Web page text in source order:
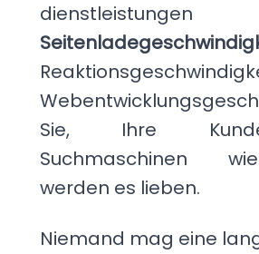
Sie, Ihre
Suchmaschinen
werden es lieben.
Niemand mag eine